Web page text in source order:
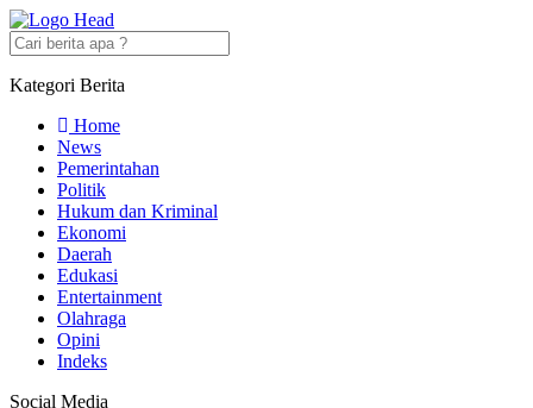
Kategori Berita
Home
News
Pemerintahan
Politik
Hukum dan Kriminal
Ekonomi
Daerah
Edukasi
Entertainment
Olahraga
Opini
Indeks
Social Media